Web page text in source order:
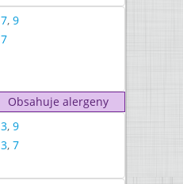
7, 9
7
Obsahuje alergeny
3, 9
3, 7